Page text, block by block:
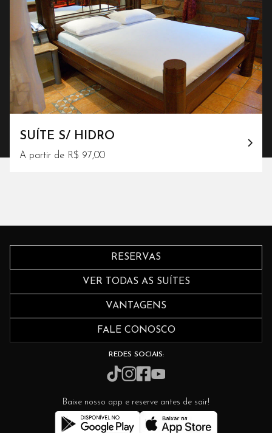
SUÍTE S/ HIDRO
A partir de R$ 97,00
RESERVAS
VER TODAS AS SUÍTES
VANTAGENS
FALE CONOSCO
REDES SOCIAIS:
Baixe nosso app e reserve antes de sair!